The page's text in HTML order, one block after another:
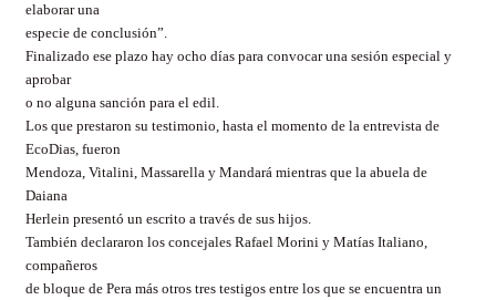
elaborar una
especie de conclusión”.
Finalizado ese plazo hay ocho días para convocar una sesión especial y
aprobar
o no alguna sanción para el edil.
Los que prestaron su testimonio, hasta el momento de la entrevista de
EcoDias, fueron
Mendoza, Vitalini, Massarella y Mandará mientras que la abuela de
Daiana
Herlein presentó un escrito a través de sus hijos.
También declararon los concejales Rafael Morini y Matías Italiano,
compañeros
de bloque de Pera más otros tres testigos entre los que se encuentra un